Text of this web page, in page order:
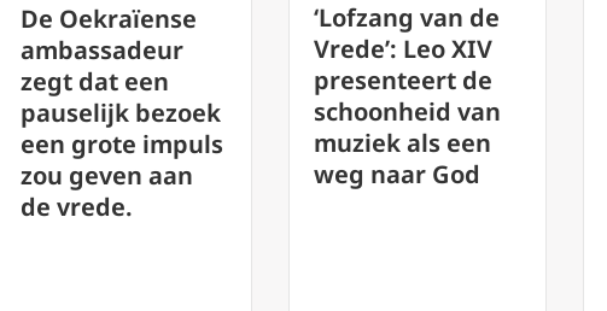
‘Lofzang van de
Vrede’: Leo XIV
presenteert de
schoonheid van
muziek als een
weg naar God
De vrede die
paus Leo XIV
voorstelt is geen
naïef hippie-
ideaal, zegt
deskundige